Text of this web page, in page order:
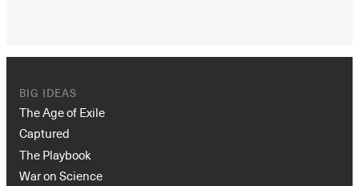
BIG IDEAS
The Age of Exile
Captured
The Playbook
War on Science